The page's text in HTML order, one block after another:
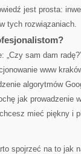
jest prosta:
tych rozwiązaniach.
sam dam
www
algorytmów
jak prowadzenie
mieć piękny i
spojrzeć na to jak